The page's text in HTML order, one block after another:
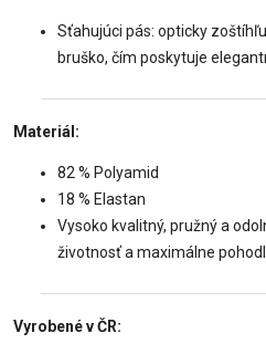
Sťahujúci pás: opticky
bruško, čím poskytuje
Materiál:
82 % Polyamid
18 % Elastan
Vysoko kvalitný, pružný a
životnosť a maximálne
Vyrobené v ČR: